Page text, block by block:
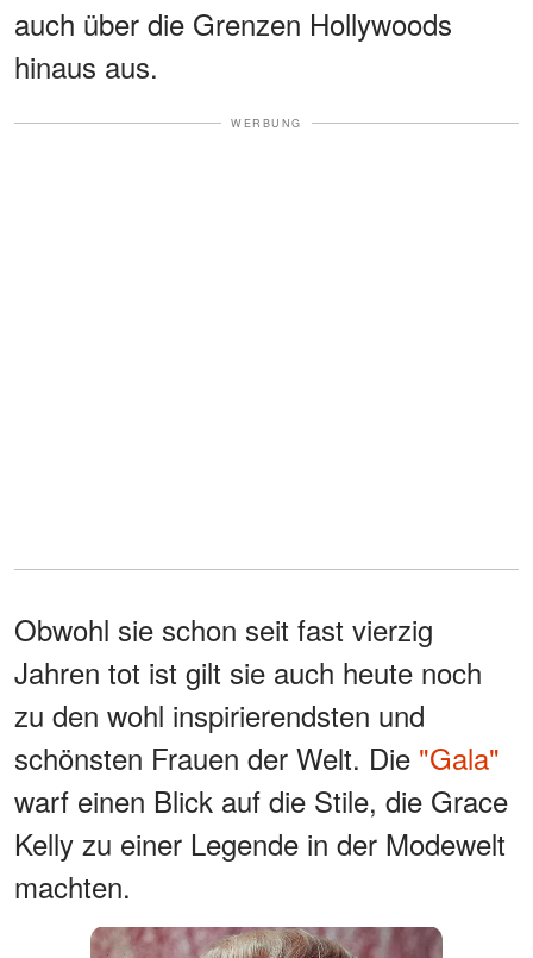
auch über die Grenzen Hollywoods
hinaus aus.
WERBUNG
Obwohl sie schon seit fast vierzig
Jahren tot ist gilt sie auch heute noch
zu den wohl inspirierendsten und
schönsten Frauen der Welt. Die "Gala"
warf einen Blick auf die Stile, die Grace
Kelly zu einer Legende in der Modewelt
machten.